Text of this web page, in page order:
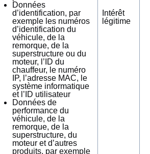
Données
d’identification, par
exemple les numéros
d’identification du
véhicule, de la
remorque, de la
superstructure ou du
moteur, l’ID du
chauffeur, le numéro
IP, l’adresse MAC, le
système informatique
et l’ID utilisateur
Données de
performance du
véhicule, de la
remorque, de la
superstructure, du
moteur et d’autres
produits, par exemple
Intérêt
légitime